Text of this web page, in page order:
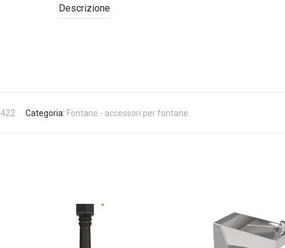
Descrizione
422 Categoria: Fontane - accessori per fontane